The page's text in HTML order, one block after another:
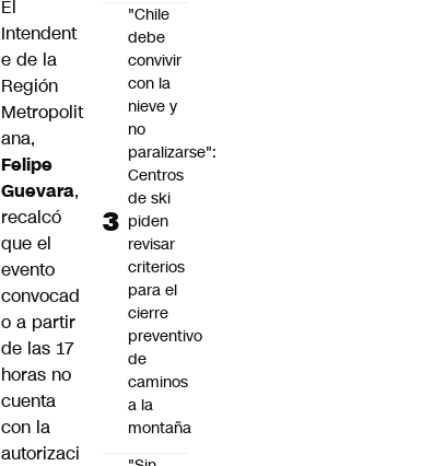
El
Intendent
e de la
Región
Metropolit
ana,
Felipe
Guevara,
recalcó
que el
evento
convocad
o a partir
de las 17
horas no
cuenta
con la
autorizaci
"Chile
debe
convivir
con la
nieve y
no
paralizarse":
Centros
de ski
piden
revisar
criterios
para el
cierre
preventivo
de
caminos
a la
montaña